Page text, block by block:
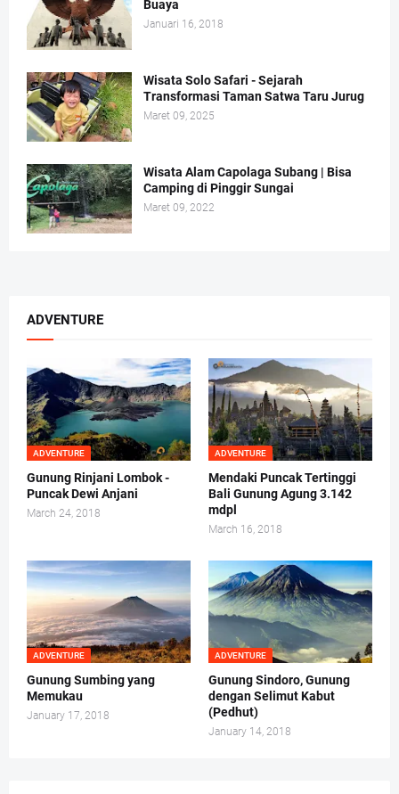
Buaya
Januari 16, 2018
Wisata Solo Safari - Sejarah
Transformasi Taman Satwa Taru Jurug
Maret 09, 2025
Wisata Alam Capolaga Subang | Bisa
Camping di Pinggir Sungai
Maret 09, 2022
ADVENTURE
ADVENTURE
Gunung Rinjani Lombok -
Puncak Dewi Anjani
March 24, 2018
ADVENTURE
Mendaki Puncak Tertinggi
Bali Gunung Agung 3.142
mdpl
March 16, 2018
ADVENTURE
Gunung Sumbing yang
Memukau
January 17, 2018
ADVENTURE
Gunung Sindoro, Gunung
dengan Selimut Kabut
(Pedhut)
January 14, 2018